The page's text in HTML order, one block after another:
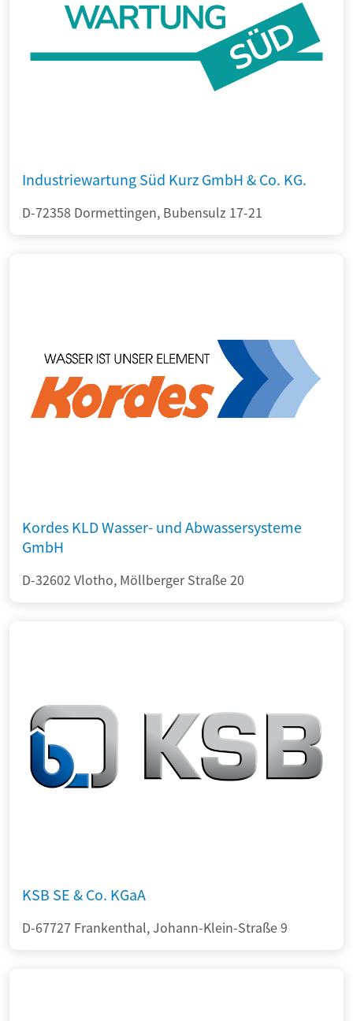
Industriewartung Süd Kurz GmbH & Co. KG.
D-72358 Dormettingen, Bubensulz 17-21
Kordes KLD Wasser- und Abwassersysteme
GmbH
D-32602 Vlotho, Möllberger Straße 20
KSB SE & Co. KGaA
D-67727 Frankenthal, Johann-Klein-Straße 9